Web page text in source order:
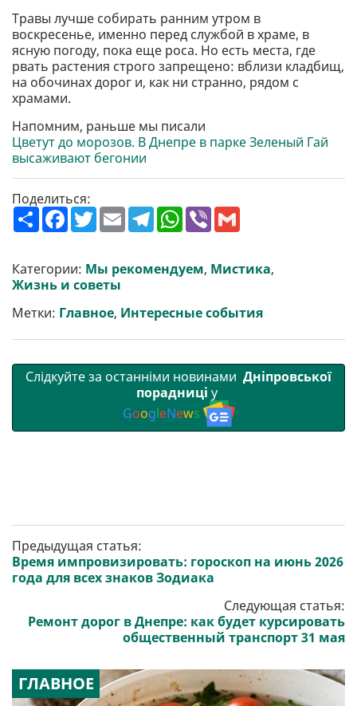
Травы лучше собирать ранним утром в
воскресенье, именно перед службой в храме, в
ясную погоду, пока еще роса. Но есть места, где
рвать растения строго запрещено: вблизи кладбищ,
на обочинах дорог и, как ни странно, рядом с
храмами.
Напомним, раньше мы писали
Цветут до морозов. В Днепре в парке Зеленый Гай
высаживают бегонии
Поделиться:
П
о
р
и
т
F
a
b
o
o
T
w
t
e
r
E
m
l
T
e
g
r
W
h
s
A
V
r l
Категории: Мы рекомендуем, Мистика,
Жизнь и советы
Метки: Главное, Интересные события
Слідкуйте за останніми новинами Дніпровської
порадниці у
GoogleNews
Предыдущая статья:
Время импровизировать: гороскоп на июнь 2026
года для всех знаков Зодиака
Следующая статья:
Ремонт дорог в Днепре: как будет курсировать
общественный транспорт 31 мая
ГЛАВНОЕ